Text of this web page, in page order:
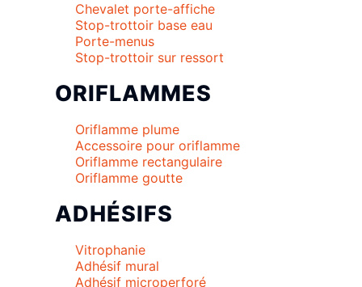
Chevalet porte-affiche
Stop-trottoir base eau
Porte-menus
Stop-trottoir sur ressort
ORIFLAMMES
Oriflamme plume
Accessoire pour oriflamme
Oriflamme rectangulaire
Oriflamme goutte
ADHÉSIFS
Vitrophanie
Adhésif mural
Adhésif microperforé